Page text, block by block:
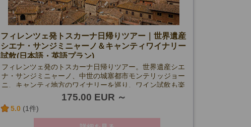
フィレンツェ発トスカーナ日帰りツアー｜世界遺産
シエナ・サンジミニャーノ＆キャンティワイナリー
試飲(日本語・英語プラン)
フィレンツェ発のトスカーナ日帰りツアー。世界遺産シエ
ナ・サンジミニャーノ、中世の城塞都市モンテリッジョー
ニ、キャンティ地方のワイナリーを巡り、ワイン試飲も楽
しめます。日本語・英語プラン選択可。
175.00 EUR
5.0 (1件)